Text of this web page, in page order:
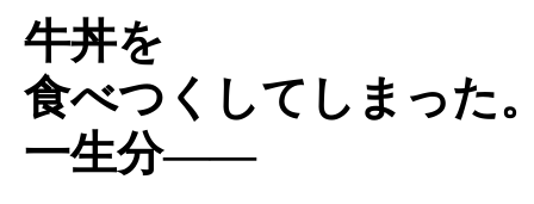
牛丼を
食べつくしてしまった
一生分――